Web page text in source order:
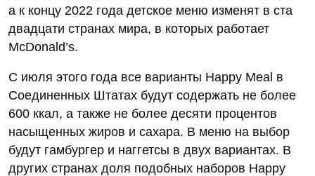
а к концу 2022 года детское меню изменят в ста
двадцати странах мира, в которых работает
McDonald’s.
С июля этого года все варианты Happy Meal в
Соединенных Штатах будут содержать не более
600 ккал, а также не более десяти процентов
насыщенных жиров и сахара. В меню на выбор
будут гамбургер и наггетсы в двух вариантах. В
других странах доля подобных наборов Happy